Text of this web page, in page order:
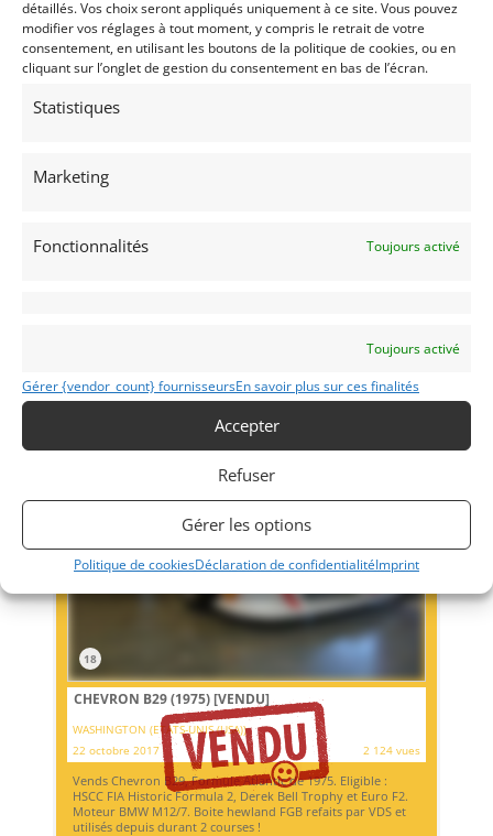
détaillés. Vos choix seront appliqués uniquement à ce site. Vous pouvez
modifier vos réglages à tout moment, y compris le retrait de votre
consentement, en utilisant les boutons de la politique de cookies, ou en
cliquant sur l’onglet de gestion du consentement en bas de l’écran.
Statistiques
Marketing
Fonctionnalités Toujours activé
Toujours activé
Gérer {vendor_count} fournisseursEn savoir plus sur ces finalités
Accepter
Refuser
Gérer les options
Politique de cookiesDéclaration de confidentialitéImprint
19 novembre 2017
2 999 vues
18
CHEVRON B29 (1975)[VENDU]
WASHINGTON (ETATS-UNIS (USA))
22 octobre 2017
2 124 vues
Vends Chevron B29, Formule Atlantic de 1975. Eligible :
HSCC FIA Historic Formula 2, Derek Bell Trophy et Euro F2.
Moteur BMW M12/7. Boite hewland FGB refaits par VDS et
utilisés depuis durant 2 courses !